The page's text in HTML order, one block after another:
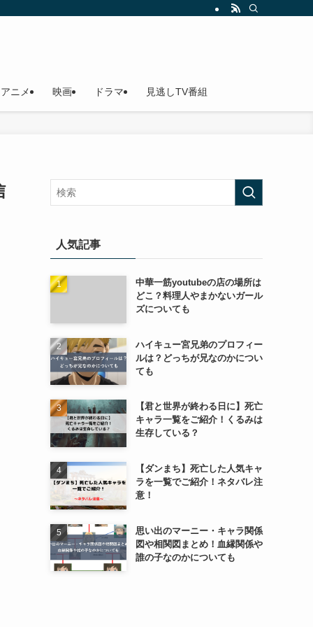
アニメ 映画 ドラマ 見逃しTV番組
人気記事
中華一筋youtubeの店の場所は
どこ？料理人やまかないガール
ズについても
ハイキュー宮兄弟のプロフィー
ルは？どっちが兄なのかについ
ても
【君と世界が終わる日に】死亡
キャラ一覧をご紹介！くるみは
生存している？
【ダンまち】死亡した人気キャ
ラを一覧でご紹介！ネタバレ注
意！
思い出のマーニー・キャラ関係
図や相関図まとめ！血縁関係や
誰の子なのかについても